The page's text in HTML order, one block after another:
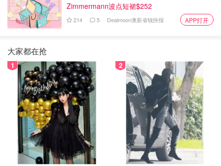
Zimmermann波点短裙$252
214 5 Dealmoon澳新省钱快报 APP打开
大家都在抢
1 2